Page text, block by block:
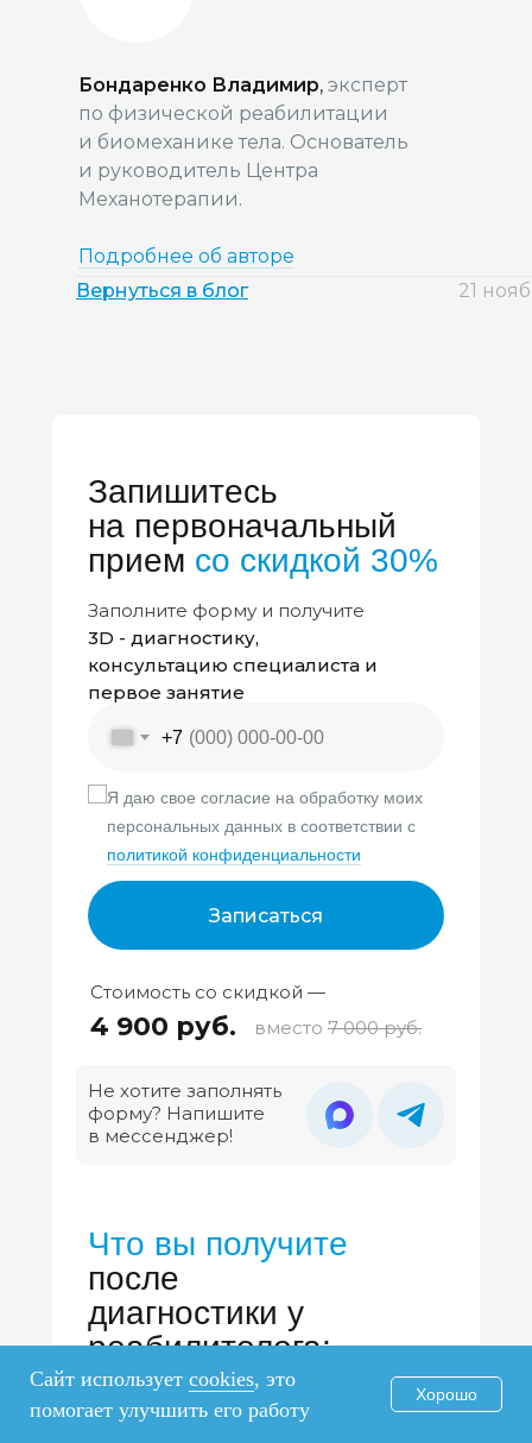
Сайт использует cookies, это
помогает улучшить его работу
Хорошо
Вернуться в блог 21
Бондаренко Владимир, эксперт
по физической реабилитации
и биомеханике тела. Основатель
и руководитель Центра
Механотерапии.
Подробнее об авторе
Что вы получите
после
диагностики у
реабилитолога:
Пошаговый план
Запишитесь
на первоначальный
прием со скидкой 30%
Заполните форму и получите
3D - диагностику,
консультацию специалиста и
первое занятие
+7
Я даю свое согласие на обработку моих
персональных данных в соответствии с
политикой конфиденциальности
Записаться
Стоимость со скидкой —
4 900 руб. вместо 7 000 руб.
Не хотите заполнять
форму? Напишите
в мессенджер!